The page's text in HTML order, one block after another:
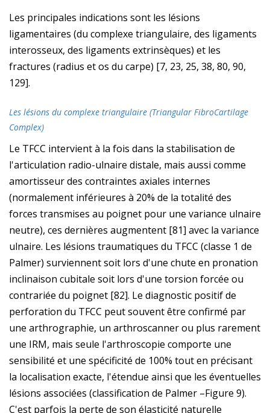
Les principales indications sont les lésions
ligamentaires (du complexe triangulaire, des ligaments
interosseux, des ligaments extrinsèques) et les
fractures (radius et os du carpe) [7, 23, 25, 38, 80, 90,
129].
Les lésions du complexe triangulaire (Triangular FibroCartilage
Complex)
Le TFCC intervient à la fois dans la stabilisation de
l'articulation radio-ulnaire distale, mais aussi comme
amortisseur des contraintes axiales internes
(normalement inférieures à 20% de la totalité des
forces transmises au poignet pour une variance ulnaire
neutre), ces dernières augmentent [81] avec la variance
ulnaire. Les lésions traumatiques du TFCC (classe 1 de
Palmer) surviennent soit lors d'une chute en pronation
inclinaison cubitale soit lors d'une torsion forcée ou
contrariée du poignet [82]. Le diagnostic positif de
perforation du TFCC peut souvent être confirmé par
une arthrographie, un arthroscanner ou plus rarement
une IRM, mais seule l'arthroscopie comporte une
sensibilité et une spécificité de 100% tout en précisant
la localisation exacte, l'étendue ainsi que les éventuelles
lésions associées (classification de Palmer –Figure 9).
C'est parfois la perte de son élasticité naturelle